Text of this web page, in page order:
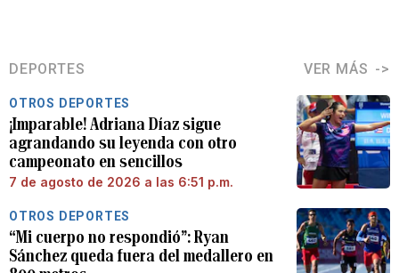
DEPORTES VER MÁS
OTROS DEPORTES
¡Imparable! Adriana Díaz sigue
agrandando su leyenda con otro
campeonato en sencillos
7 de agosto de 2026 a las 6:51 p.m.
OTROS DEPORTES
“Mi cuerpo no respondió”: Ryan
Sánchez queda fuera del medallero en